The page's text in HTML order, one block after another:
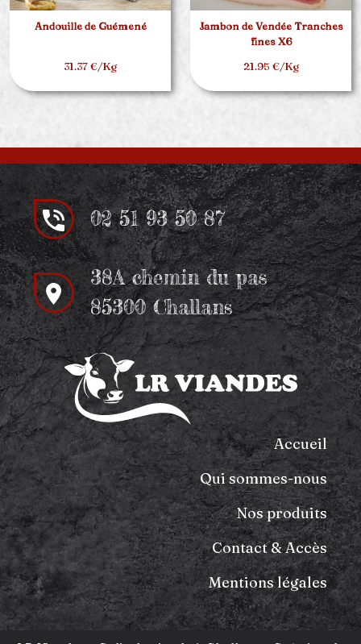
Andouille de Guémené
31.37 €/Kg
Jambon de Vendée Tranches
fines X6
21.95 €/Kg
02 51 93 50 87
38A chemin du pas
85300 Challans
Accueil
Qui sommes-nous
Nos produits
Contact & Accès
Mentions légales